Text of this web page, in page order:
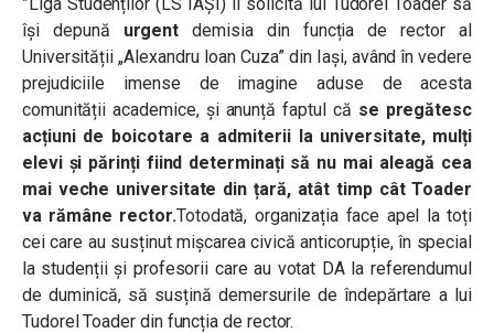
își depună
urgent
demisia din funcția de rector al
Universității „Alexandru Ioan Cuza” din Iași, având în vedere
prejudiciile imense de imagine aduse de acesta
comunității academice, și anunță faptul că se pregătesc
acțiuni de boicotare a admiterii la universitate, mulți
elevi și părinți fiind determinați să nu mai aleagă cea
mai veche universitate din țară, atât timp cât Toader
va rămâne rector.Totodată, organizația face apel la toți
cei care au susținut mișcarea civică anticorupție, în special
la studenții și profesorii care au votat DA la referendumul
de duminică, să susțină demersurile de îndepărtare a lui
Tudorel Toader din funcția de rector.